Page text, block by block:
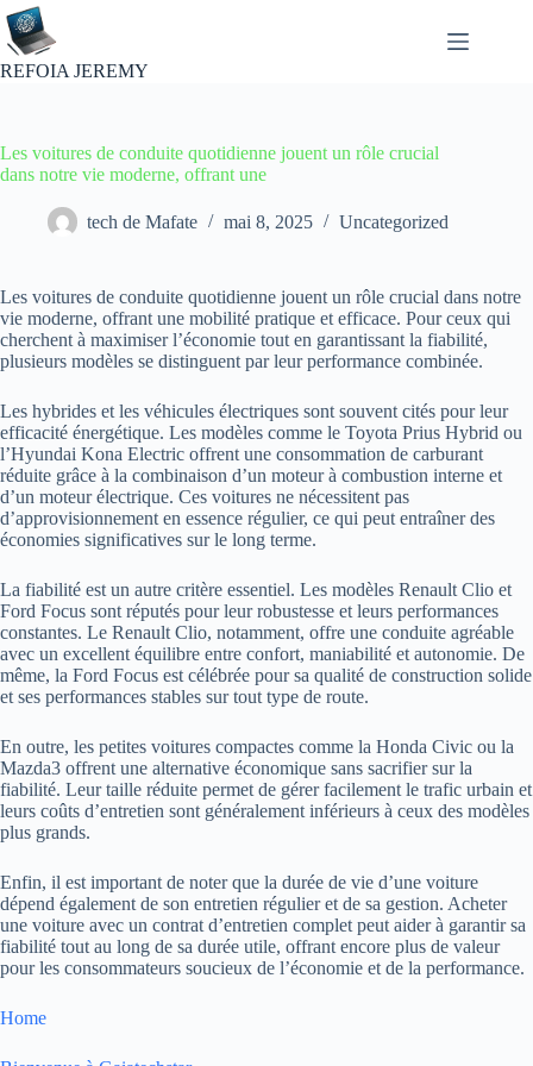
Passer
au
contenu
REFOIA JEREMY
Les voitures de conduite quotidienne jouent un rôle crucial
dans notre vie moderne, offrant une
tech de Mafate mai 8, 2025 Uncategorized
Les voitures de conduite quotidienne jouent un rôle crucial dans notre
vie moderne, offrant une mobilité pratique et efficace. Pour ceux qui
cherchent à maximiser l’économie tout en garantissant la fiabilité,
plusieurs modèles se distinguent par leur performance combinée.
Les hybrides et les véhicules électriques sont souvent cités pour leur
efficacité énergétique. Les modèles comme le Toyota Prius Hybrid ou
l’Hyundai Kona Electric offrent une consommation de carburant
réduite grâce à la combinaison d’un moteur à combustion interne et
d’un moteur électrique. Ces voitures ne nécessitent pas
d’approvisionnement en essence régulier, ce qui peut entraîner des
économies significatives sur le long terme.
La fiabilité est un autre critère essentiel. Les modèles Renault Clio et
Ford Focus sont réputés pour leur robustesse et leurs performances
constantes. Le Renault Clio, notamment, offre une conduite agréable
avec un excellent équilibre entre confort, maniabilité et autonomie. De
même, la Ford Focus est célébrée pour sa qualité de construction solide
et ses performances stables sur tout type de route.
En outre, les petites voitures compactes comme la Honda Civic ou la
Mazda3 offrent une alternative économique sans sacrifier sur la
fiabilité. Leur taille réduite permet de gérer facilement le trafic urbain et
leurs coûts d’entretien sont généralement inférieurs à ceux des modèles
plus grands.
Enfin, il est important de noter que la durée de vie d’une voiture
dépend également de son entretien régulier et de sa gestion. Acheter
une voiture avec un contrat d’entretien complet peut aider à garantir sa
fiabilité tout au long de sa durée utile, offrant encore plus de valeur
pour les consommateurs soucieux de l’économie et de la performance.
Home